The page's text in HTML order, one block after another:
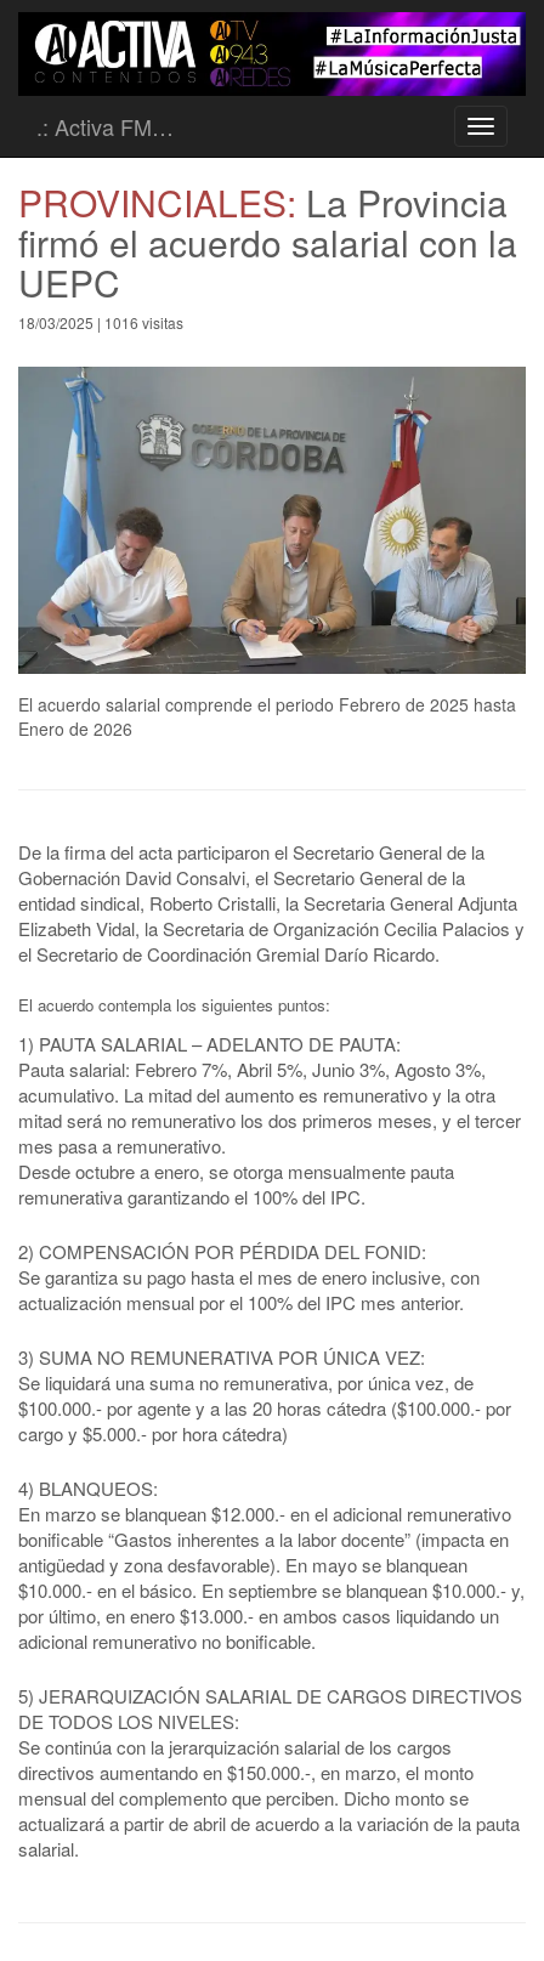
Toggle
.: Activa FM…
PROVINCIALES: La Provincia
firmó el acuerdo salarial con la
UEPC
18/03/2025 | 1016 visitas
El acuerdo salarial comprende el periodo Febrero de 2025 hasta
Enero de 2026
De la firma del acta participaron el Secretario General de la
Gobernación David Consalvi, el Secretario General de la
entidad sindical, Roberto Cristalli, la Secretaria General Adjunta
Elizabeth Vidal, la Secretaria de Organización Cecilia Palacios y
el Secretario de Coordinación Gremial Darío Ricardo.
El acuerdo contempla los siguientes puntos:
1) PAUTA SALARIAL – ADELANTO DE PAUTA:
Pauta salarial: Febrero 7%, Abril 5%, Junio 3%, Agosto 3%,
acumulativo. La mitad del aumento es remunerativo y la otra
mitad será no remunerativo los dos primeros meses, y el tercer
mes pasa a remunerativo.
Desde octubre a enero, se otorga mensualmente pauta
remunerativa garantizando el 100% del IPC.
2) COMPENSACIÓN POR PÉRDIDA DEL FONID:
Se garantiza su pago hasta el mes de enero inclusive, con
actualización mensual por el 100% del IPC mes anterior.
3) SUMA NO REMUNERATIVA POR ÚNICA VEZ:
Se liquidará una suma no remunerativa, por única vez, de
$100.000.- por agente y a las 20 horas cátedra ($100.000.- por
cargo y $5.000.- por hora cátedra)
4) BLANQUEOS:
En marzo se blanquean $12.000.- en el adicional remunerativo
bonificable “Gastos inherentes a la labor docente” (impacta en
antigüedad y zona desfavorable). En mayo se blanquean
$10.000.- en el básico. En septiembre se blanquean $10.000.- y,
por último, en enero $13.000.- en ambos casos liquidando un
adicional remunerativo no bonificable.
5) JERARQUIZACIÓN SALARIAL DE CARGOS DIRECTIVOS
DE TODOS LOS NIVELES:
Se continúa con la jerarquización salarial de los cargos
directivos aumentando en $150.000.-, en marzo, el monto
mensual del complemento que perciben. Dicho monto se
actualizará a partir de abril de acuerdo a la variación de la pauta
salarial.